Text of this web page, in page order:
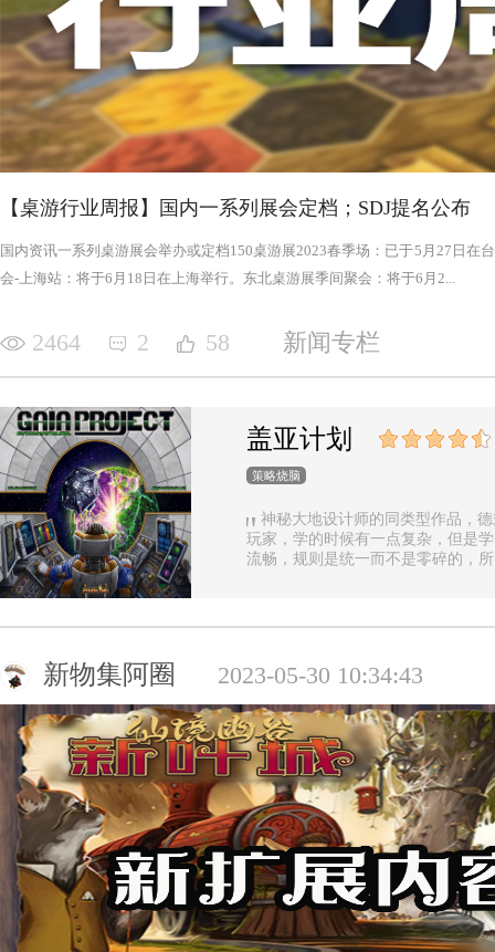
【桌游行业周报】国内一系列展会定档；SDJ提名公布
国内资讯一系列桌游展会举办或定档150桌游展2023春季场：已于5月27日在
会-上海站：将于6月18日在上海举行。东北桌游展季间聚会：将于6月2...
2464 2 58 新闻专栏
盖亚计划
策略烧脑
神秘大地设计师的同类型作品，
玩家，学的时候有一点复杂，但是
流畅，规则是统一而不是零碎的，
新物集阿圈 2023-05-30 10:34:43